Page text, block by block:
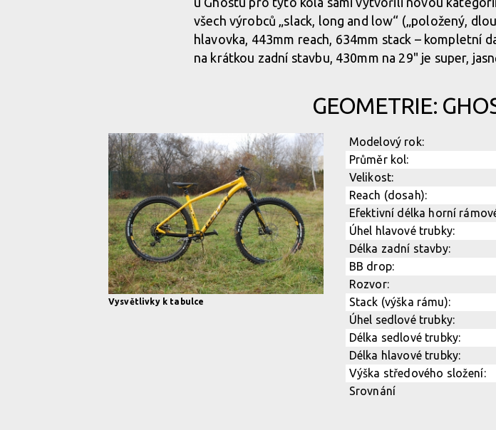
Ghost Asket 4.9 AL - pohon 1x11 od Sramuvšech výrobců „slack, long and low“ („položený,
hlavovka, 443mm reach, 634mm stack – kompletní
na krátkou zadní stavbu, 430mm na 29" je super,